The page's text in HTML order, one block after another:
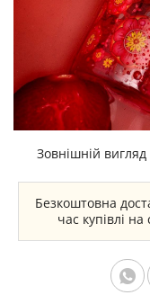
Зовнішній
Безкоштовна
час купівлі